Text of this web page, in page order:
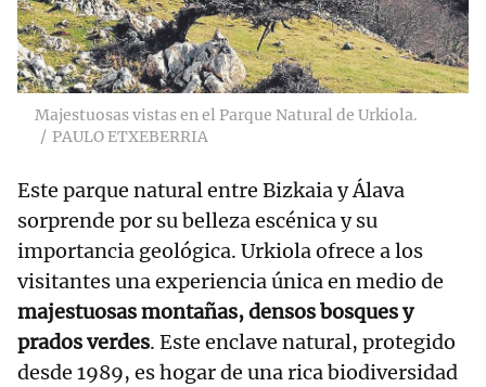
Majestuosas vistas en el Parque Natural de Urkiola.
PAULO ETXEBERRIA
Este parque natural entre Bizkaia y Álava
sorprende por su belleza escénica y su
importancia geológica. Urkiola ofrece a los
visitantes una experiencia única en medio de
majestuosas montañas, densos bosques y
prados verdes. Este enclave natural, protegido
desde 1989, es hogar de una rica biodiversidad